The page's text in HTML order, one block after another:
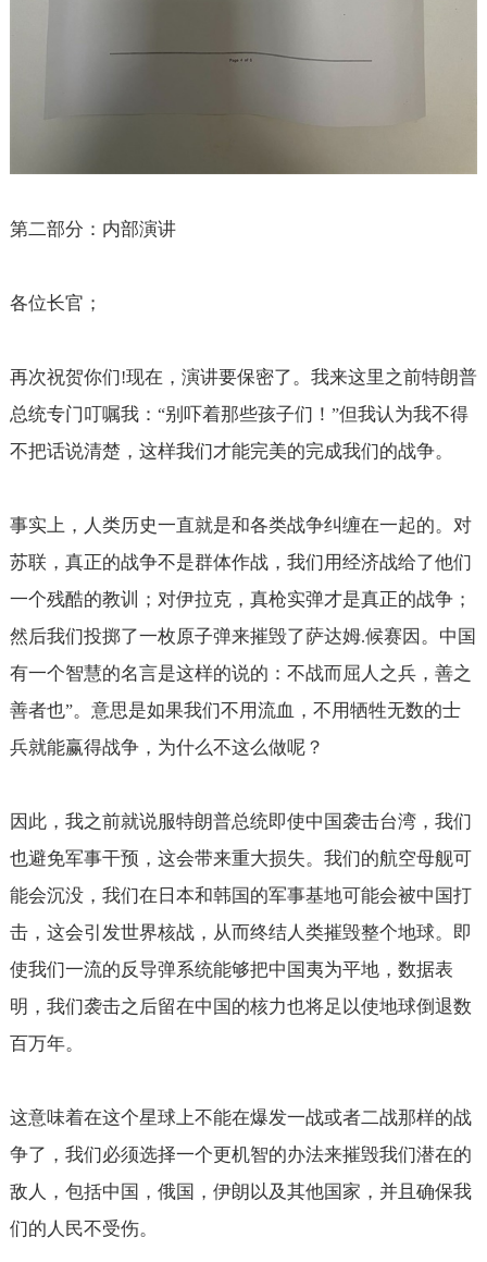
第二部分：内部演讲
各位长官；
再次祝贺你们!现在，演讲要保密了。我来这里之前特朗普
总统专门叮嘱我： “别吓着那些孩子们！ ”但我认为我不得
不把话说清楚，这样我们才能完美的完成我们的战争。
事实上，人类历史一直就是和各类战争纠缠在一起的。对
苏联，真正的战争不是群体作战，我们用经济战给了他们
一个残酷的教训；对伊拉克，真枪实弹才是真正的战争；
然后我们投掷了一枚原子弹来摧毁了萨达姆.候赛因。中国
有一个智慧的名言是这样的说的：不战而屈人之兵，善之
善者也”。意思是如果我们不用流血，不用牺牲无数的士
兵就能赢得战争，为什么不这么做呢？
因此，我之前就说服特朗普总统即使中国袭击台湾，我们
也避免军事干预，这会带来重大损失。我们的航空母舰可
能会沉没，我们在日本和韩国的军事基地可能会被中国打
击，这会引发世界核战，从而终结人类摧毁整个地球。即
使我们一流的反导弹系统能够把中国夷为平地，数据表
明，我们袭击之后留在中国的核力也将足以使地球倒退数
百万年。
这意味着在这个星球上不能在爆发一战或者二战那样的战
争了，我们必须选择一个更机智的办法来摧毁我们潜在的
敌人，包括中国，俄国，伊朗以及其他国家，并且确保我
们的人民不受伤。